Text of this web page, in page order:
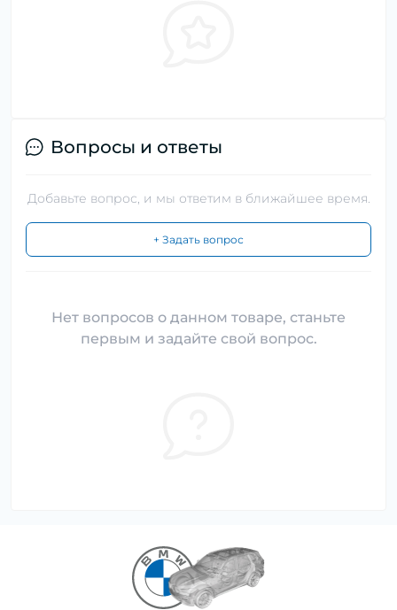
Вопросы и ответы
Добавьте вопрос, и мы ответим в ближайшее время.
+ Задать вопрос
Нет вопросов о данном товаре, станьте
первым и задайте свой вопрос.